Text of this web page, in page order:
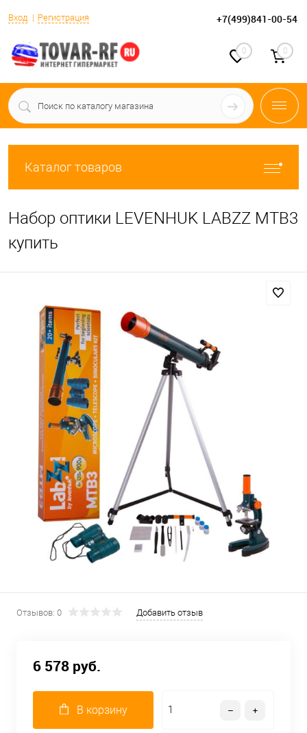
Вход Регистрация +7(499)841-00-54
0 0
Каталог товаров
Набор оптики LEVENHUK LABZZ MTВ3
купить
Отзывов: 0 Добавить отзыв
6 578 руб.
В корзину